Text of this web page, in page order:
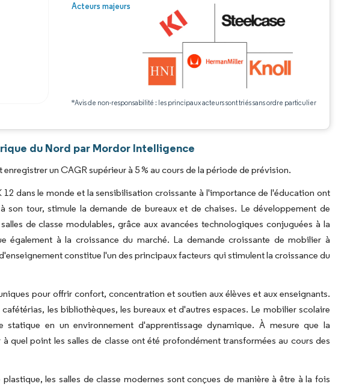
Acteurs majeurs
*Avis de non-responsabilité : les principaux acteurs sont triés sans ordre particulier
du Nord par Mordor Intelligence
un CAGR supérieur à 5 % au cours de la période de prévision.
dans le monde et la sensibilisation croissante à l'importance de l'éducation ont
son tour, stimule la demande de bureaux et de chaises. Le développement de
de classe modulables, grâce aux avancées technologiques conjuguées à la
également à la croissance du marché. La demande croissante de mobilier à
constitue l'un des principaux facteurs qui stimulent la croissance du
pour offrir confort, concentration et soutien aux élèves et aux enseignants.
les bibliothèques, les bureaux et d'autres espaces. Le mobilier scolaire
en un environnement d'apprentissage dynamique. À mesure que la
quel point les salles de classe ont été profondément transformées au cours des
les salles de classe modernes sont conçues de manière à être à la fois